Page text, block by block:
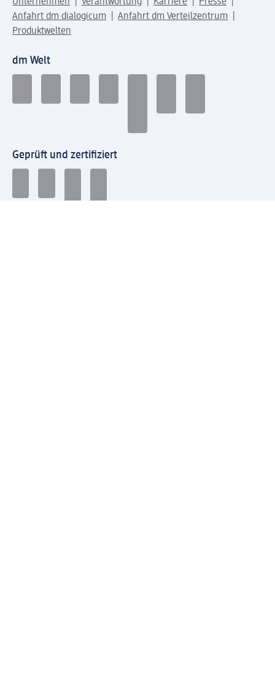
Unternehmen Verantwortung Karriere
Presse
Anfahrt dm dialogicum
Anfahrt dm Verteilzentrum
Produktwelten
dm Welt
Geprüft und zertifiziert